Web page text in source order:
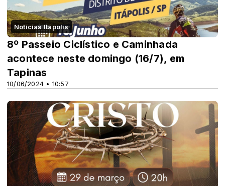
Notícias Itápolis
10/06/2024 • 10:57
8º Passeio Ciclístico e Caminhada
acontece neste domingo (16/7), em
Tapinas